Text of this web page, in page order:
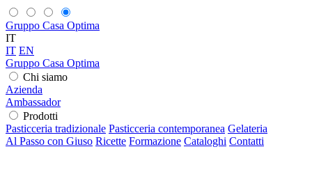
Gruppo Casa Optima
IT
IT EN
Gruppo Casa Optima
Chi siamo
Azienda
Ambassador
Prodotti
Pasticceria tradizionale Pasticceria contemporanea Gelateria
Al Passo con Giuso Ricette Formazione Cataloghi Contatti